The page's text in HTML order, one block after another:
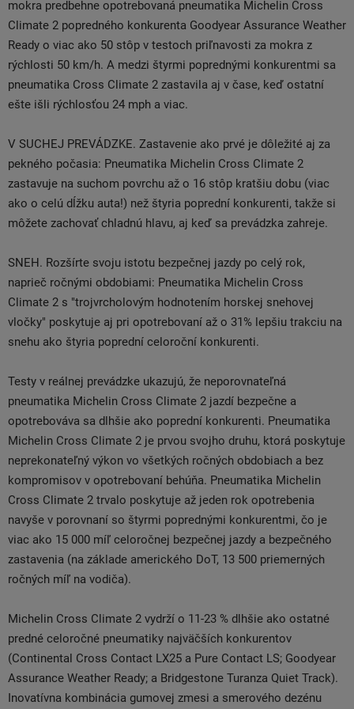
mokra predbehne opotrebovaná pneumatika Michelin Cross
Climate 2 popredného konkurenta Goodyear Assurance Weather
Ready o viac ako 50 stôp v testoch priľnavosti za mokra z
rýchlosti 50 km/h. A medzi štyrmi poprednými konkurentmi sa
pneumatika Cross Climate 2 zastavila aj v čase, keď ostatní
ešte išli rýchlosťou 24 mph a viac.
V SUCHEJ PREVÁDZKE. Zastavenie ako prvé je dôležité aj za
pekného počasia: Pneumatika Michelin Cross Climate 2
zastavuje na suchom povrchu až o 16 stôp kratšiu dobu (viac
ako o celú dĺžku auta!) než štyria poprední konkurenti, takže si
môžete zachovať chladnú hlavu, aj keď sa prevádzka zahreje.
SNEH. Rozšírte svoju istotu bezpečnej jazdy po celý rok,
naprieč ročnými obdobiami: Pneumatika Michelin Cross
Climate 2 s "trojvrcholovým hodnotením horskej snehovej
vločky" poskytuje aj pri opotrebovaní až o 31% lepšiu trakciu na
snehu ako štyria poprední celoroční konkurenti.
Testy v reálnej prevádzke ukazujú, že neporovnateľná
pneumatika Michelin Cross Climate 2 jazdí bezpečne a
opotrebováva sa dlhšie ako poprední konkurenti. Pneumatika
Michelin Cross Climate 2 je prvou svojho druhu, ktorá poskytuje
neprekonateľný výkon vo všetkých ročných obdobiach a bez
kompromisov v opotrebovaní behúňa. Pneumatika Michelin
Cross Climate 2 trvalo poskytuje až jeden rok opotrebenia
navyše v porovnaní so štyrmi poprednými konkurentmi, čo je
viac ako 15 000 míľ celoročnej bezpečnej jazdy a bezpečného
zastavenia (na základe amerického DoT, 13 500 priemerných
ročných míľ na vodiča).
Michelin Cross Climate 2 vydrží o 11-23 % dlhšie ako ostatné
predné celoročné pneumatiky najväčších konkurentov
(Continental Cross Contact LX25 a Pure Contact LS; Goodyear
Assurance Weather Ready; a Bridgestone Turanza Quiet Track).
Inovatívna kombinácia gumovej zmesi a smerového dezénu